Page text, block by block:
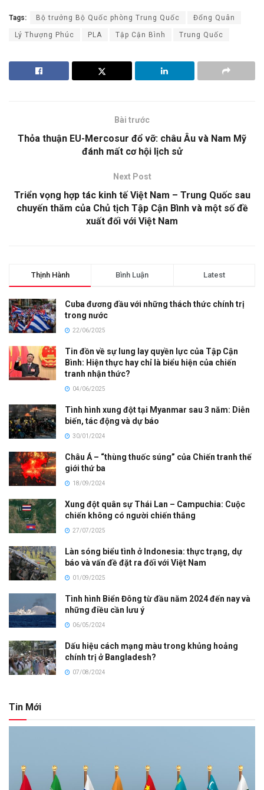
Tags: Bộ trưởng Bộ Quốc phòng Trung Quốc Đổng Quân
Lý Thượng Phúc PLA Tập Cận Bình Trung Quốc
Bài trước
Thỏa thuận EU-Mercosur đổ vỡ: châu Âu và Nam Mỹ
đánh mất cơ hội lịch sử
Next Post
Triển vọng hợp tác kinh tế Việt Nam – Trung Quốc sau
chuyến thăm của Chủ tịch Tập Cận Bình và một số đề
xuất đối với Việt Nam
Thịnh Hành Bình Luận Latest
Cuba đương đầu với những thách thức chính trị
trong nước
22/06/2025
Tin đồn về sự lung lay quyền lực của Tập Cận
Bình: Hiện thực hay chỉ là biểu hiện của chiến
tranh nhận thức?
04/06/2025
Tình hình xung đột tại Myanmar sau 3 năm: Diễn
biến, tác động và dự báo
30/01/2024
Châu Á – “thùng thuốc súng” của Chiến tranh thế
giới thứ ba
18/09/2024
Xung đột quân sự Thái Lan – Campuchia: Cuộc
chiến không có người chiến thắng
27/07/2025
Làn sóng biểu tình ở Indonesia: thực trạng, dự
báo và vấn đề đặt ra đối với Việt Nam
01/09/2025
Tình hình Biển Đông từ đầu năm 2024 đến nay và
những điều cần lưu ý
06/05/2024
Dấu hiệu cách mạng màu trong khủng hoảng
chính trị ở Bangladesh?
07/08/2024
Tin Mới